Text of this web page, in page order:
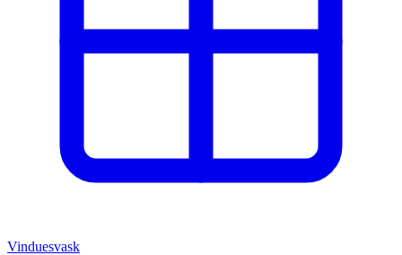
Vinduesvask